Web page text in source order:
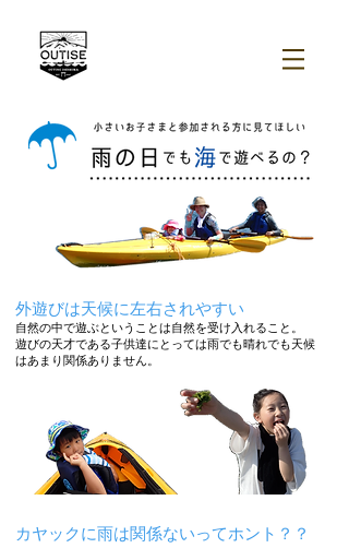
外遊びは天候に左右されやすい
自然の中で遊ぶということは自然を受け入れること。
遊びの天才である子供達にとっては雨でも晴れでも天候
はあまり関係ありません。
カヤックに雨は関係ないってホント？？